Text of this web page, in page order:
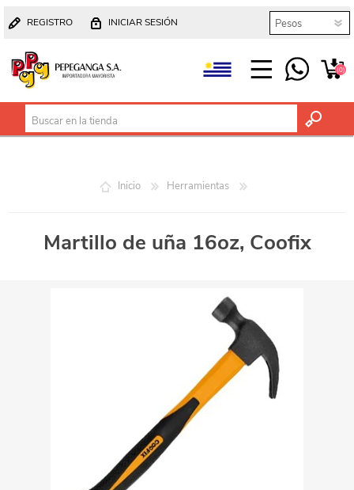
REGISTRO INICIAR SESIÓN
(0)
Inicio Herramientas
Martillo de uña 16oz, Coofix